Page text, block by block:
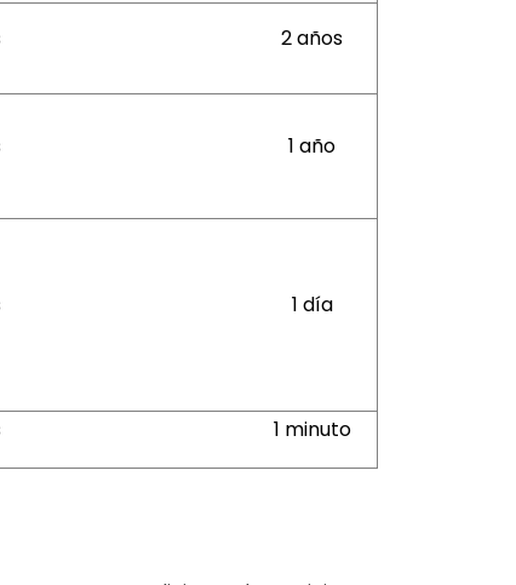
2 años
1 año
1 día
1 minuto